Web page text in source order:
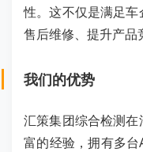
性。这不仅是满足
售后维修、提升产品
我们的优势
汇策集团综合检测
富的经验，拥有多